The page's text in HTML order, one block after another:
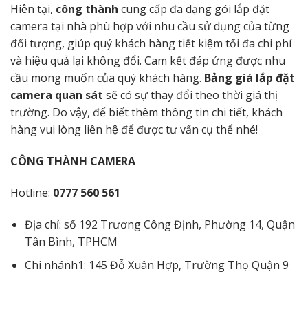
Hiện tại, công thành cung cấp đa dạng gói lắp đặt
camera tại nhà phù hợp với nhu cầu sử dụng của từng
đối tượng, giúp quý khách hàng tiết kiệm tối đa chi phí
và hiệu quả lại không đổi. Cam kết đáp ứng được nhu
cầu mong muốn của quý khách hàng. Bảng giá lắp đặt
camera quan sát sẽ có sự thay đổi theo thời giá thị
trường. Do vậy, để biết thêm thông tin chi tiết, khách
hàng vui lòng liên hệ để được tư vấn cụ thể nhé!
CÔNG THÀNH CAMERA
Hotline: 0777 560 561
Địa chỉ: số 192 Trương Công Định, Phường 14, Quận
Tân Bình, TPHCM
Chi nhánh1: 145 Đỗ Xuân Hợp, Trường Thọ Quận 9